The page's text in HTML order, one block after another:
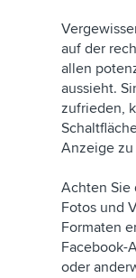
auf der
allen
aussieht.
zufrieden,
Anzeige zu
Achten Sie
Fotos und
Formaten
Facebook-
oder